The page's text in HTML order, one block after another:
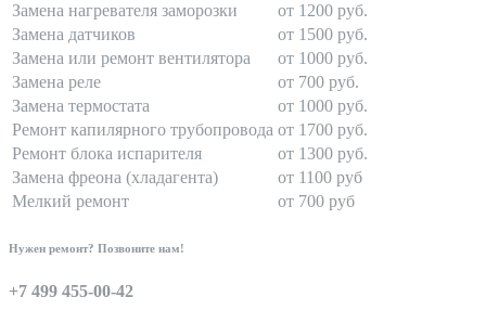
Замена нагревателя заморозки
от 1200 руб.
Замена датчиков
от 1500 руб.
Замена или ремонт вентилятора
от 1000 руб.
Замена реле
от 700 руб.
Замена термостата
от 1000 руб.
Ремонт капилярного трубопровода от 1700 руб.
Ремонт блока испарителя
от 1300 руб.
Замена фреона (хладагента)
от 1100 руб
Мелкий ремонт
от 700 руб
Нужен ремонт? Позвоните нам!
+7 499 455-00-42